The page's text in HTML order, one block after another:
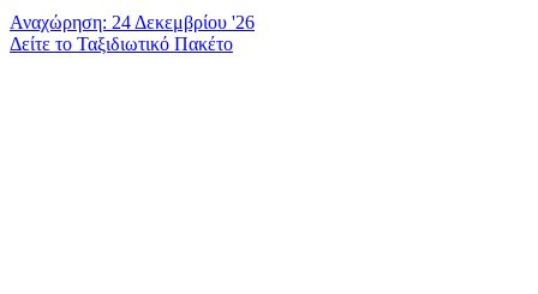
Αναχώρηση: 24 Δεκεμβρίου '26
Δείτε το Ταξιδιωτικό Πακέτο